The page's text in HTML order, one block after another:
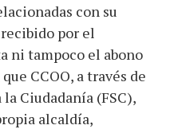
con su
por el
ni tampoco el abono
CCOO, a través de
Ciudadanía (FSC),
alcaldía,